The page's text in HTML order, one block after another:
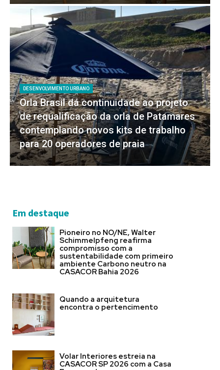
DESENVOLVIMENTO URBANO
Orla Brasil dá continuidade ao projeto
de requalificação da orla de Patamares
contemplando novos kits de trabalho
para 20 operadores de praia
Em destaque
Pioneiro no NO/NE, Walter
Schimmelpfeng reafirma
compromisso com a
sustentabilidade com primeiro
ambiente Carbono neutro na
CASACOR Bahia 2026
Quando a arquitetura
encontra o pertencimento
Volar Interiores estreia na
CASACOR SP 2026 com a Casa